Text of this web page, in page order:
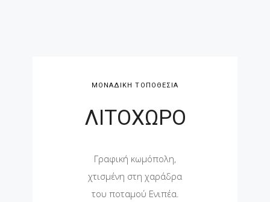
ΜΟΝΑΔΙΚΗ ΤΟΠΟΘΕΣΙΑ
ΛΙΤΟΧΩΡΟ
Γραφική κωμόπολη,
χτισμένη στη χαράδρα
του ποταμού Ενιπέα.